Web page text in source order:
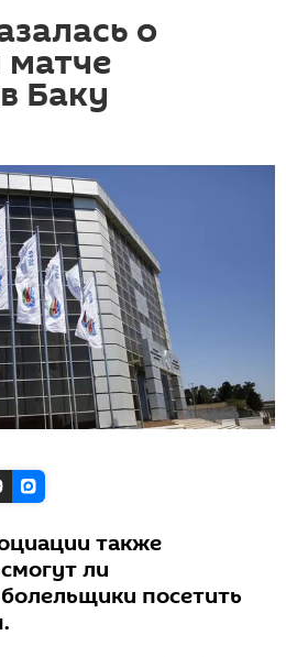
о
Баку
также
ли
посетить